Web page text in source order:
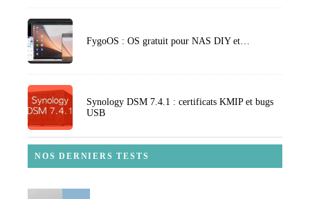
FygoOS : OS gratuit pour NAS DIY et…
Synology DSM 7.4.1 : certificats KMIP et bugs
USB
NOS DERNIERS TESTS